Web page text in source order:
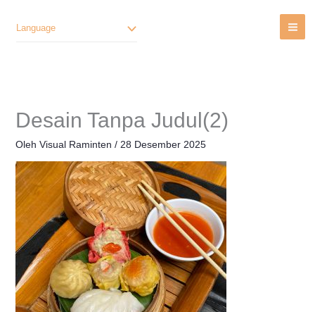
Language
Desain Tanpa Judul(2)
Oleh Visual Raminten / 28 Desember 2025